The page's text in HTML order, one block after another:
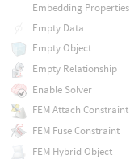
Embedding Properties
Empty Data
Empty Object
Empty Relationship
Enable Solver
FEM Attach Constraint
FEM Fuse Constraint
FEM Hybrid Object